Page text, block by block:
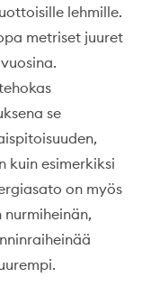
lehmille.
metriset juuret
se
kuin esimerkiksi
on myös
nurmiheinän,